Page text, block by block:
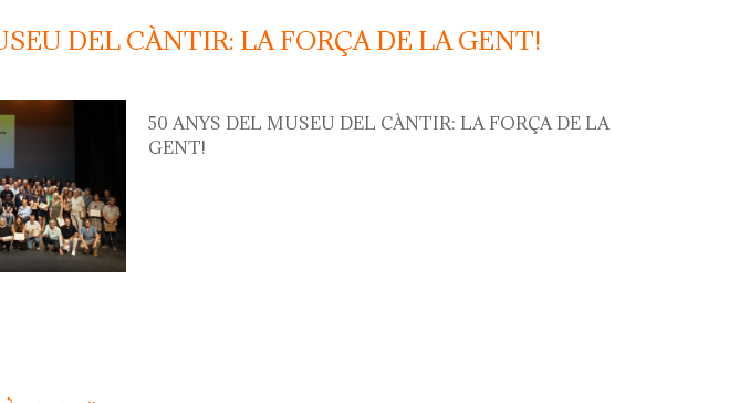
DEL CÀNTIR: LA FORÇA DE LA GENT!
50 ANYS DEL MUSEU DEL CÀNTIR: LA FORÇA DE LA
GENT!
del museu del càntir: la força de la gent!